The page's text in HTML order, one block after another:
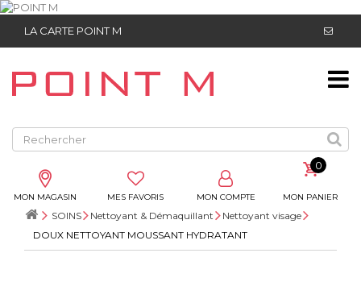
LA CARTE POINT M
MON MAGASIN MES FAVORIS MON COMPTE
0
MON PANIER
SOINS Nettoyant & Démaquillant
Nettoyant visage
DOUX NETTOYANT MOUSSANT HYDRATANT